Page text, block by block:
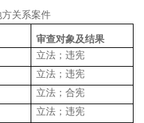
关系案件
审查对象及结果
立法；违宪
立法；违宪
立法；合宪
立法；违宪